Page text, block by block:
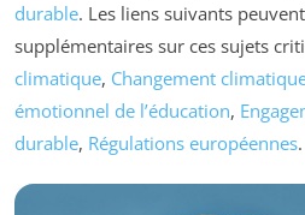
durable. Les liens suivants
supplémentaires sur ces sujets
climatique, Changement
émotionnel de l’éducation,
durable, Régulations européennes.